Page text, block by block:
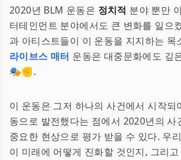
2020년 BLM 운동은 정치적 분야 뿐만
터테인먼트 분야에서도 큰 변화를 일으
과 아티스트들이 이 운동을 지지하는 목
라이브스 매터 운동은 대중문화에도 깊
🎭✊.
이 운동은 그저 하나의 사건에서 시작되
동으로 발전했다는 점에서 2020년의 사
중요한 현상으로 평가 받을 수 있다. 우
이 미래에 어떻게 진화할 것인지, 그리